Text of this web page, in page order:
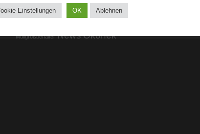
Container Containerbau Polen
Müllgroßbehälter NewsOkonek
Einstellungen OK Ablehnen